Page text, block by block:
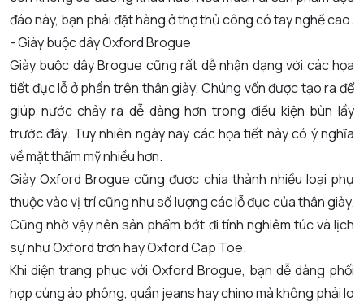
đáo này, bạn phải đặt hàng ở thợ thủ công có tay nghề cao.
- Giày buộc dây Oxford Brogue
Giày buộc dây Brogue cũng rất dễ nhận dạng với các họa
tiết đục lỗ ở phần trên thân giày. Chúng vốn được tạo ra để
giúp nước chảy ra dễ dàng hơn trong điều kiện bùn lầy
trước đây. Tuy nhiên ngày nay các họa tiết này có ý nghĩa
về mặt thẩm mỹ nhiều hơn.
Giày Oxford Brogue cũng được chia thành nhiều loại phụ
thuộc vào vị trí cũng như số lượng các lỗ đục của thân giày.
Cũng nhờ vậy nên sản phẩm bớt đi tính nghiêm túc và lịch
sự như Oxford trơn hay Oxford Cap Toe.
Khi diện trang phục với Oxford Brogue, bạn dễ dàng phối
hợp cùng áo phông, quần jeans hay chino mà không phải lo